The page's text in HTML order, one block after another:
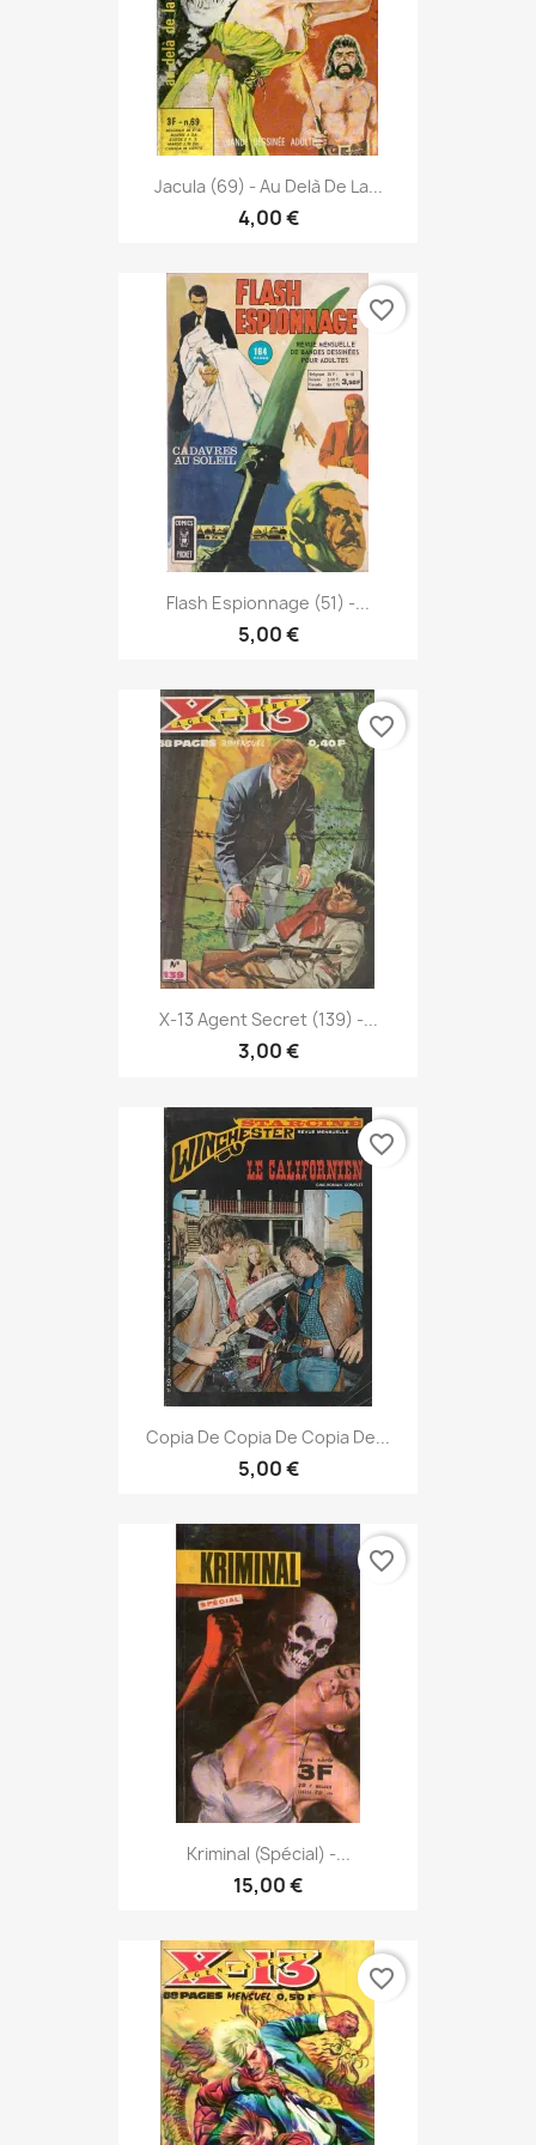
Jacula (69) - Au Delà De La...
4,00 €
Flash Espionnage (51) -...
5,00 €
favorite_border
X-13 Agent Secret (139) -...
3,00 €
favorite_border
Copia De Copia De Copia De...
5,00 €
favorite_border
Kriminal (spécial) -...
15,00 €
favorite_border
favorite_border